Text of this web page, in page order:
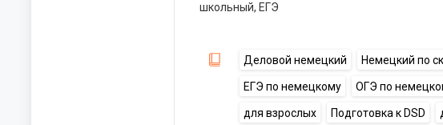
школьный, ЕГЭ
Деловой немецкий Немецкий по
ЕГЭ по немецкому ОГЭ по
для взрослых Подготовка к DSD